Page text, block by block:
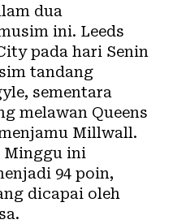
dua
ini. Leeds
pada hari Senin
tandang
sementara
melawan Queens
Millwall.
Minggu ini
94 poin,
dicapai oleh